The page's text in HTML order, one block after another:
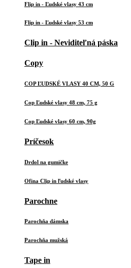
Flip in - Ľudské vlasy 43 cm
Flip in - Ľudské vlasy 53 cm
Clip in - Neviditeľná páska
Copy
COP ĽUDSKÉ VLASY 40 CM, 50 G
Cop Ľudské vlasy 48 cm, 75 g
Cop Ľudské vlasy 60 cm, 90g
Príčesok
Drdol na gumičke
Ofina Clip in ľudské vlasy
Parochne
Parochňa dámska
Parochňa mužská
Tape in